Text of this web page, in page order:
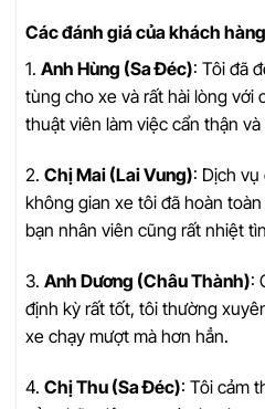
Các đánh giá của khách hàng
1. Anh Hùng (Sa Đéc): Tôi đã
tùng cho xe và rất hài lòng với
thuật viên làm việc cẩn thận
2. Chị Mai (Lai Vung): Dịch
không gian xe tôi đã hoàn
bạn nhân viên cũng rất nhiệt
3. Anh Dương (Châu Thành):
định kỳ rất tốt, tôi thường
xe chạy mượt mà hơn hẳn.
4. Chị Thu (Sa Đéc): Tôi cảm